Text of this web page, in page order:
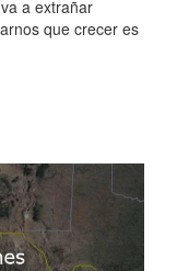
a extrañar
que crecer es